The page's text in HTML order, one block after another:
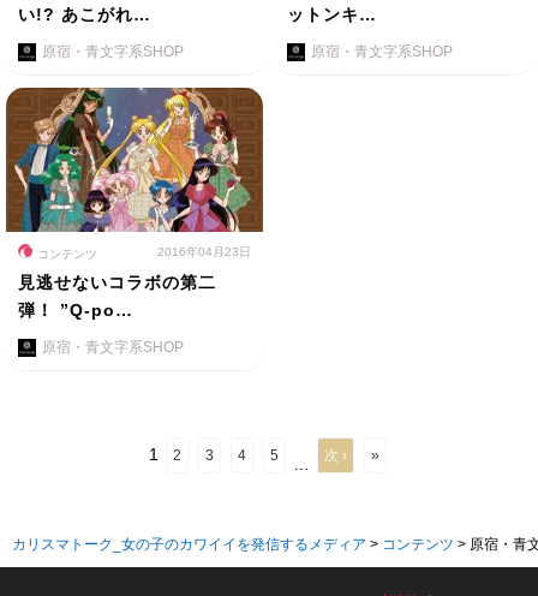
い!? あこがれ…
原宿・青文字系SHOP
ットンキ…
原宿・青文字系SHOP
コンテンツ 2016年04月23日
見逃せないコラボの第二
弾！ ”Q-po…
原宿・青文字系SHOP
1 2 3 4 5 次 › »
カリスマトーク_女の子のカワイイを発信するメディア > コンテンツ > 原宿・青